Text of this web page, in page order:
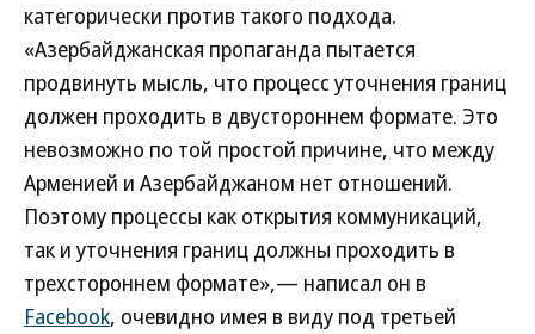
категорически против такого подхода.
«Азербайджанская пропаганда пытается
продвинуть мысль, что процесс уточнения границ
должен проходить в двустороннем формате. Это
невозможно по той простой причине, что между
Арменией и Азербайджаном нет отношений.
Поэтому процессы как открытия коммуникаций,
так и уточнения границ должны проходить в
трехстороннем формате»,— написал он в
Facebook, очевидно имея в виду под третьей